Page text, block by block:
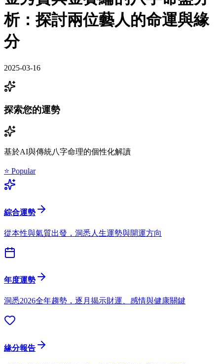
析：探討兩位藝人的命運與緣
分
2025-03-16
探索您的運勢
基於AI與傳統八字命理的個性化解讀
⭐ Popular
綜合運勢
從本性與氣質出發，洞悉人生運勢與開運方向
年度運勢
洞悉2026全年趨勢，逐月揭示財運、感情與健康關鍵
緣分報告